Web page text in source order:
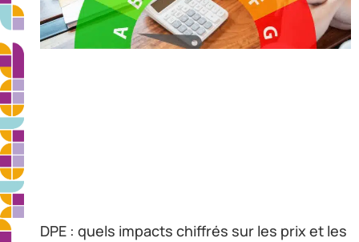
DPE : quels impacts chiffrés sur les prix et les